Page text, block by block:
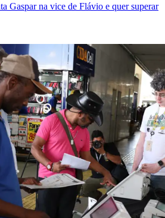
Gaspar na vice de Flávio e quer superar